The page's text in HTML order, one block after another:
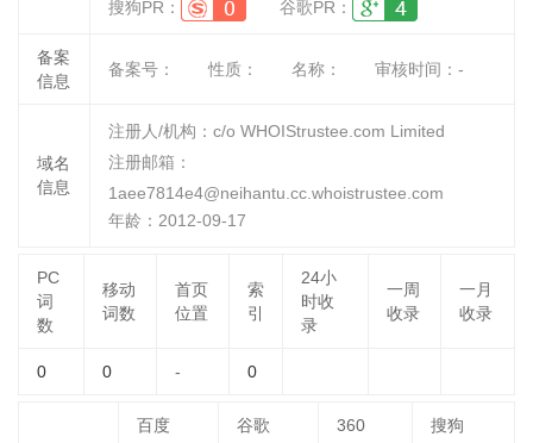
搜狗PR：
谷歌PR：
备案
信息
备案号： 性质： 名称： 审核时间： -
域名
信息
注册人/机构：c/o WHOIStrustee.com Limited
注册邮箱：
1aee7814e4@neihantu.cc.whoistrustee.com
年龄：2012-09-17
PC
词
数
移动
词数
首页
位置
索
引
24小
时收
录
一周
收录
一月
收录
0 0 - 0
百度 谷歌 360 搜狗